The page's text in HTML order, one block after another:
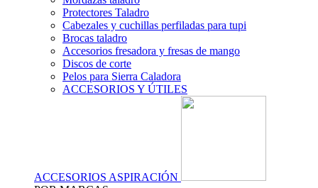
Protectores Taladro
Cabezales y cuchillas perfiladas para tupi
Brocas taladro
Accesorios fresadora y fresas de mango
Discos de corte
Pelos para Sierra Caladora
ACCESORIOS Y ÚTILES
ACCESORIOS ASPIRACIÓN